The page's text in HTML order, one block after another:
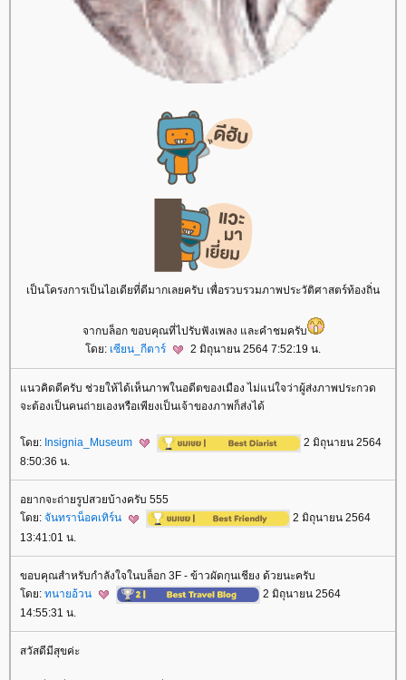
เป็นโครงการเป็นไอเดียที่ดีมากเลยครับ เพื่อรวบรวมภาพประวัติศาสตร์ท้องถิ่น
จากบล็อก ขอบคุณที่ไปรับฟังเพลง และคำชมครับ
ดย: เซียน_กีตาร์ 2 มิถุนายน 2564 7:52:19 น.
นวคิดดีครับ ช่วยให้ได้เห็นภาพในอดีตของเมือง ไม่แน่ใจว่าผู้ส่งภาพประกวด
จะต้องเป็นคนถ่ายเองหรือเพียงเป็นเจ้าของภาพก็ส่งได้
ดย: Insignia_Museum
2 มิถุนายน 2564
8:50:36 น.
อยากจะถ่ายรูปสวยบ้างครับ 555
ดย: จันทราน็อคเทิร์น
2 มิถุนายน 2564
13:41:01 น.
ขอบคุณสำหรับกำลังใจในบล็อก 3F - ข้าวผัดกุนเชียง ด้วยนะครับ
ดย: ทนายอ้วน
2 มิถุนายน 2564
14:55:31 น.
สวัสดีมีสุขค่ะ